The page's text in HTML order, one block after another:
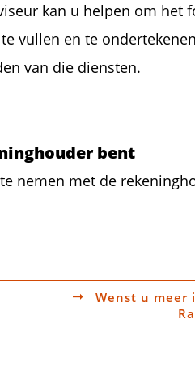
kan u helpen om het
vullen en te
van die diensten.
bent
nemen met de
Wenst u meer